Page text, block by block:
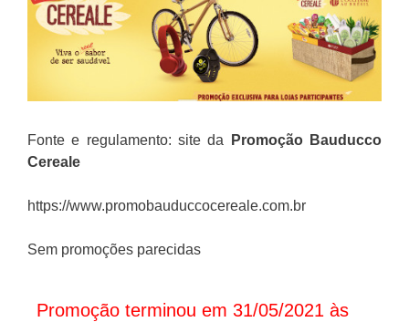
Fonte e regulamento: site da Promoção Bauducco
Cereale
https://www.promobauduccocereale.com.br
Sem promoções parecidas
Promoção terminou em 31/05/2021 às